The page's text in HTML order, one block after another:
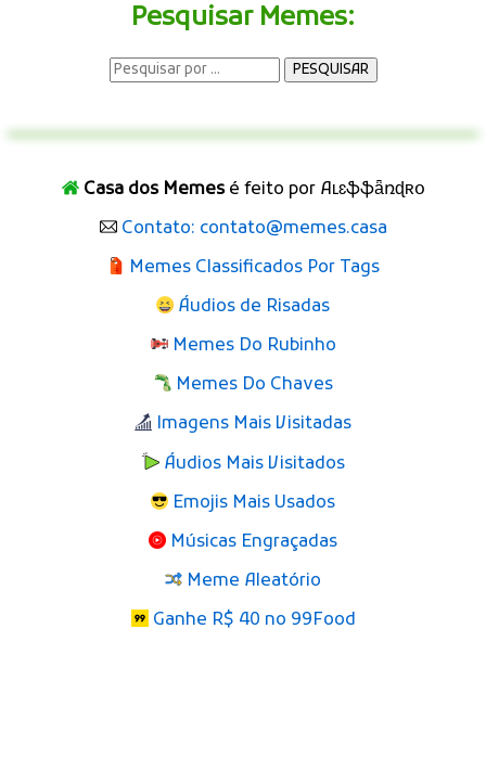
Pesquisar Memes:
Casa dos Memesé feito por Aʟɛֆֆǟռɖʀօ
Contato: contato@memes.casa
Memes Classificados Por Tags
Áudios de Risadas
Memes Do Rubinho
Memes Do Chaves
Imagens Mais Visitadas
Áudios Mais Visitados
Emojis Mais Usados
Músicas Engraçadas
Meme Aleatório
Ganhe R$ 40 no 99Food